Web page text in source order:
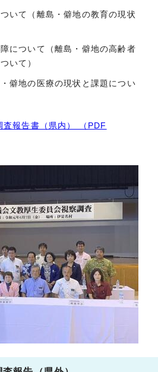
いて（離島・僻地の教育の現状
について（離島・僻地の高齢者
いて）
僻地の医療の現状と課題につい
査報告書（県内） （PDF